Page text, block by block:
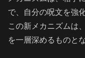
で、自分の呪文を強
この新メカニズムは
を一層深めるものと